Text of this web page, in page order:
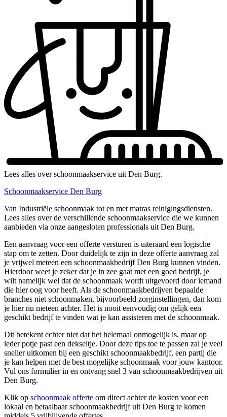
Lees alles over schoonmaakservice uit Den Burg.
Schoonmaakservice Den Burg
Van Industriële schoonmaak tot en met matras reinigingsdiensten.
Lees alles over de verschillende schoonmaakservice die we kunnen
aanbieden via onze aangesloten professionals uit Den Burg.
Een aanvraag voor een offerte versturen is uiteraard een logische
stap om te zetten. Door duidelijk te zijn in deze offerte aanvraag zal
je vrijwel meteen een schoonmaakbedrijf Den Burg kunnen vinden.
Hierdoor weet je zeker dat je in zee gaat met een goed bedrijf, je
wilt namelijk wel dat de schoonmaak wordt uitgevoerd door iemand
die hier oog voor heeft. Als de schoonmaakbedrijven bepaalde
branches niet schoonmaken, bijvoorbeeld zorginstellingen, dan kom
je hier nu meteen achter. Het is nooit eenvoudig om gelijk een
geschikt bedrijf te vinden wat je kan assisteren met de schoonmaak.
Dit betekent echter niet dat het helemaal onmogelijk is, maar op
ieder potje past een dekseltje. Door deze tips toe te passen zal je veel
sneller uitkomen bij een geschikt schoonmaakbedrijf, een partij die
je kan helpen met de best mogelijke schoonmaak voor jouw kantoor.
Vul ons formulier in en ontvang snel 3 van schoonmaakbedrijven uit
Den Burg.
Klik op schoonmaak offerte om direct achter de kosten voor een
lokaal en betaalbaar schoonmaakbedrijf uit Den Burg te komen